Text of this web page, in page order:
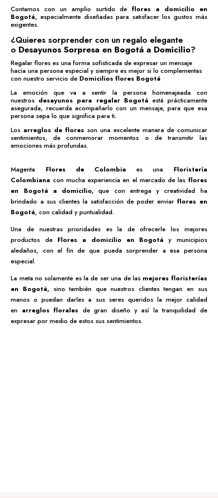
Contamos con un amplio surtido deflores a domicilio en
Bogotá, especialmente diseñadas para satisfacer los gustos más
exigentes.
¿Quieres sorprender con un regalo elegante
o Desayunos Sorpresa en Bogotá a Domicilio?
Regalar flores es una forma sofisticada de expresar un mensaje
hacia una persona especial y siempre es mejor si lo complementas
con nuestro servicio de Domicilios flores Bogotá
La emoción que va a sentir la persona homenajeada con
nuestros desayunos para regalar Bogotá está prácticamente
asegurada, recuerda acompañarlo con un mensaje, para que esa
persona sepa lo que significa para ti.
Los arreglos de flores son una excelente manera de comunicar
sentimientos, de conmemorar momentos o de transmitir las
emociones más profundas.
Magenta Flores de Colombia es una
Floristería
Colombiana con mucha experiencia en el mercado de las flores
en Bogotá a domicilio,que con entrega y creatividad ha
brindado a sus clientes la satisfacción de poder enviar flores en
Bogotá, con calidad y puntualidad.
Una de nuestras prioridades es la de ofrecerle los mejores
productos de Flores a domicilio en Bogotá y municipios
aledaños, con el fin de que pueda sorprender a esa persona
especial.
La meta no solamente es la de ser una de las mejores floristerías
en Bogotá, sino también que nuestros clientes tengan en sus
manos o puedan darles a sus seres queridos la mejor calidad
en arreglos florales de gran diseño y así la tranquilidad de
expresar por medio de estos sus sentimientos.